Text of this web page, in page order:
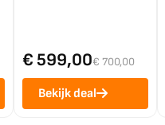
€ 599,00€ 700,00
Bekijk deal